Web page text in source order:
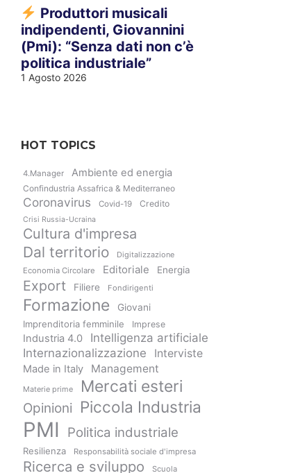
Produttori musicali
indipendenti, Giovannini
(Pmi): “Senza dati non c’è
politica industriale”
1 Agosto 2026
HOT TOPICS
4.Manager Ambiente ed energia
Confindustria Assafrica & Mediterraneo
Coronavirus Covid-19 Credito
Crisi Russia-Ucraina
Cultura d'impresa
Dal territorio
Digitalizzazione
Economia Circolare
Editoriale Energia
Export Filiere Fondirigenti
Formazione
Giovani
Imprenditoria femminile
Imprese
Industria 4.0
Intelligenza artificiale
Internazionalizzazione
Interviste
Made in Italy Management
Materie prime Mercati esteri
Opinioni Piccola Industria
PMI Politica industriale
Resilienza Responsabilità sociale d'impresa
Ricerca e sviluppo Scuola